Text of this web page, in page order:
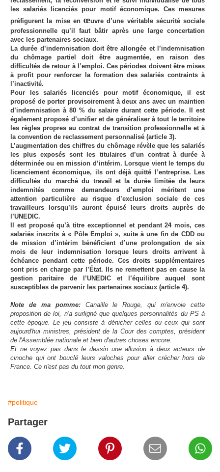
les salariés licenciés pour motif économique. Ces mesures
préfigurent la mise en œuvre d’une véritable sécurité sociale
professionnelle qu’il faut bâtir après une large concertation
avec les partenaires sociaux.
La durée d’indemnisation doit être allongée et l’indemnisation
du chômage partiel doit être augmentée, en raison des
difficultés de retour à l’emploi. Ces périodes doivent être mises
à profit pour renforcer la formation des salariés contraints à
l’inactivité.
Pour les salariés licenciés pour motif économique, il est
proposé de porter provisoirement à deux ans avec un maintien
d’indemnisation à 80 % du salaire durant cette période. Il est
également proposé d’unifier et de généraliser à tout le territoire
les règles propres au contrat de transition professionnelle et à
la convention de reclassement personnalisé (article 3).
L’augmentation des chiffres du chômage révèle que les salariés
les plus exposés sont les titulaires d’un contrat à durée à
déterminée ou en mission d’intérim. Lorsque vient le temps du
licenciement économique, ils ont déjà quitté l’entreprise. Les
difficultés du marché du travail et la durée limitée de leurs
indemnités comme demandeurs d’emploi méritent une
attention particulière au risque d’exclusion sociale de ces
travailleurs lorsqu’ils auront épuisé leurs droits auprès de
l’UNEDIC.
Il est proposé qu’à titre exceptionnel et pendant 24 mois, ces
salariés inscrits à « Pôle Emploi », suite à une fin de CDD ou
de mission d’intérim bénéficient d’une prolongation de six
mois de leur indemnisation lorsque leurs droits arrivent à
échéance pendant cette période. Ces droits supplémentaires
sont pris en charge par l’État. Ils ne remettent pas en cause la
gestion paritaire de l’UNEDIC et l’équilibre auquel sont
susceptibles de parvenir les partenaires sociaux (article 4).
Note de ma pomme:Canaille le Rouge, qui m'envoie cette
proposition de loi, n'a surligné que quelques personnalités du PS à
cette époque. Le jeu consiste à dénicher celles ou ceux qui sont
aujourd'hui ministres, président de la Cour des comptes, président
de l'Assemblée nationale et bien d'autres choses encore.
Et ne voyez pas dans le dessin une allusion à deux acteurs de
cinoche qui ont bouclé leurs valoches pour aller crécher hors de
France. Ce n'est pas du tout mon genre.
#politique
Partager